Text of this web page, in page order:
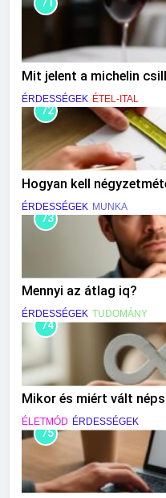
71
Mit jelent a michelin
ÉRDESSÉGEK ÉTEL-ITAL
72
Hogyan kell
ÉRDESSÉGEK MUNKA
73
Mennyi az átlag iq?
ÉRDESSÉGEK TUDOMÁNY
74
Mikor és miért vált
ÉLETMÓD ÉRDESSÉGEK
75